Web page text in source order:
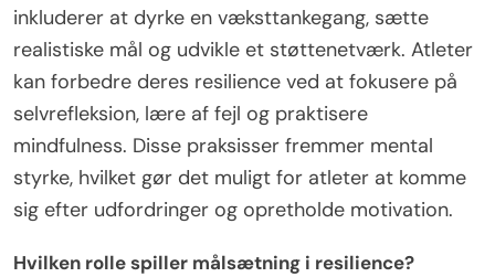
inkluderer at dyrke en væksttankegang, sætte
realistiske mål og udvikle et støttenetværk. Atleter
kan forbedre deres resilience ved at fokusere på
selvrefleksion, lære af fejl og praktisere
mindfulness. Disse praksisser fremmer mental
styrke, hvilket gør det muligt for atleter at komme
sig efter udfordringer og opretholde motivation.
Hvilken rolle spiller målsætning i resilience?